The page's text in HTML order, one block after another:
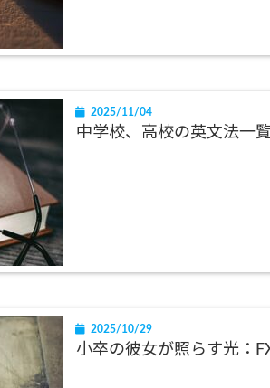
2025/11/04
中学校、高校の英文法一覧
2025/10/29
小卒の彼女が照らす光：